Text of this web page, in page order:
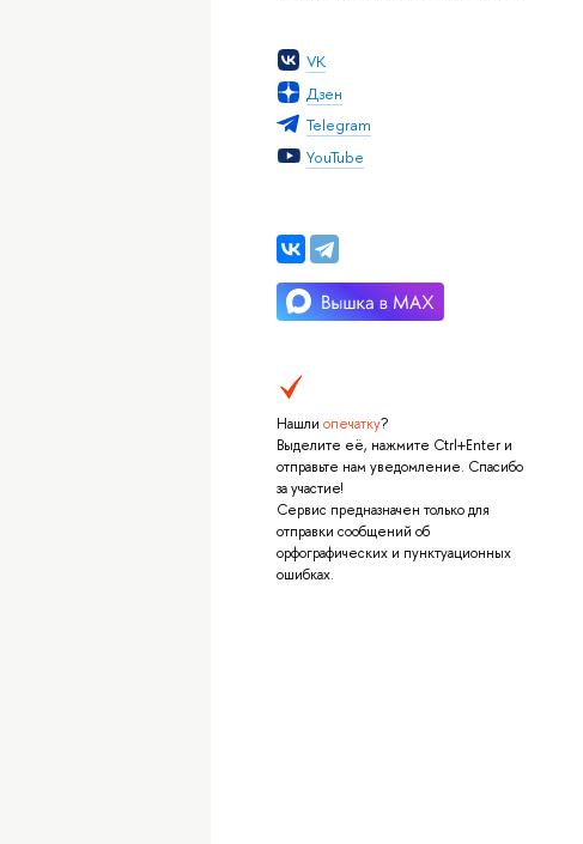
VK
Дзен
Telegram
YouTube
Нашли опечатку?
Выделите её, нажмите Ctrl+Enter и
отправьте нам уведомление. Спасибо
за участие!
Сервис предназначен только для
отправки сообщений об
орфографических и пунктуационных
ошибках.